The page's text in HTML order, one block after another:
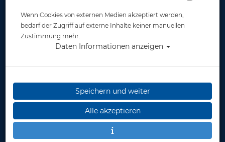
* inkl. MwSt.zzgl. Versandkosten
Wenn Cookies von externen Medien akzeptiert werden,
bedarf der Zugriff auf externe Inhalte keiner manuellen
Zustimmung mehr.
Daten Informationen anzeigen
Speichern und weiter
Alle akzeptieren